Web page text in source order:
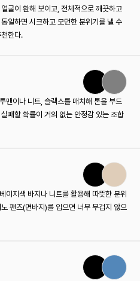
굴이 환해 보이고, 전체적으로 깨끗하고
일하면 시크하고 모던한 분위기를 낼 수
한다.
맨이나 니트, 슬랙스를 매치해 톤을 부드
패할 확률이 거의 없는 안정감 있는 조합
이지색 바지나 니트를 활용해 따뜻한 분위
팬츠(면바지)를 입으면 너무 무겁지 않으